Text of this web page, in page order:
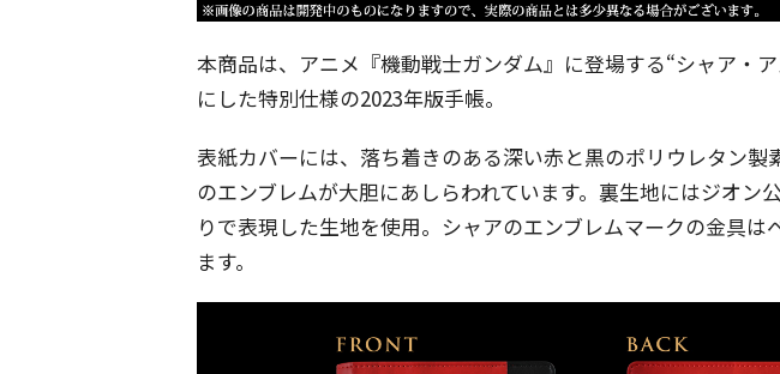
本商品は、アニメ『機動戦士ガンダム』に登場する“シャア・
にした特別仕様の2023年版手帳。
表紙カバーには、落ち着きのある深い赤と黒のポリウレタン製
のエンブレムが大胆にあしらわれています。裏生地にはジオン
りで表現した生地を使用。シャアのエンブレムマークの金具は
ます。